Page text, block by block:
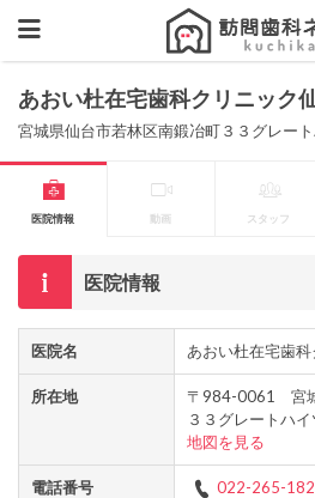
あおい杜在宅歯科クリニック
宮城県仙台市若林区南鍛冶町３３グレー
医院情報 動画 スタッフ
医院情報
医院名 あおい杜在宅歯
所在地
〒984-0061 宮
３３グレートハ
地図を見る
電話番号 022-265-